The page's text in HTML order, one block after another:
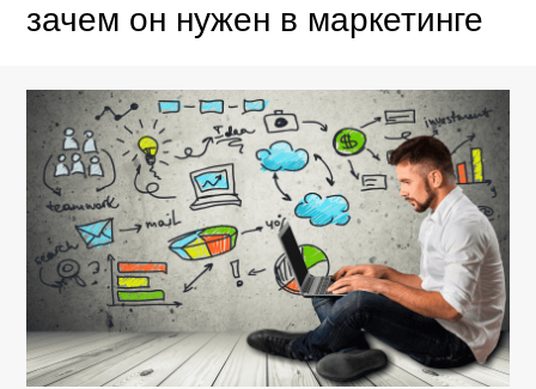
зачем он нужен в маркетинге